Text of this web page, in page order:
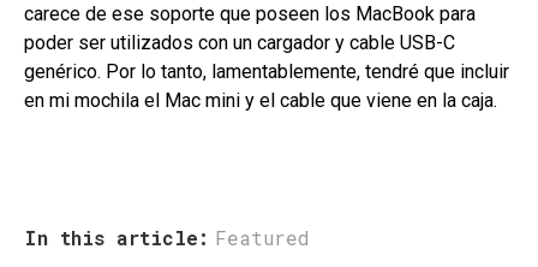
carece de ese soporte que poseen los MacBook para
poder ser utilizados con un cargador y cable USB-C
genérico. Por lo tanto, lamentablemente, tendré que incluir
en mi mochila el Mac mini y el cable que viene en la caja.
In this article: Featured